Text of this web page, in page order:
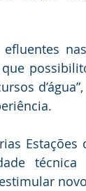
Estações
técnica